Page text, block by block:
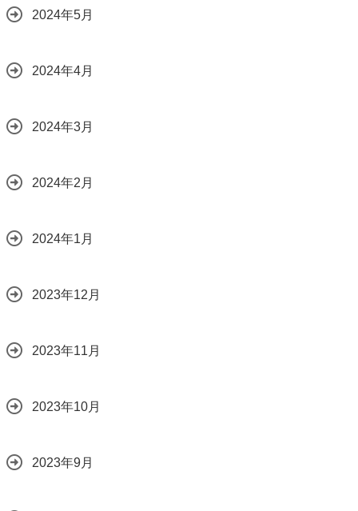
2024年5月
2024年4月
2024年3月
2024年2月
2024年1月
2023年12月
2023年11月
2023年10月
2023年9月